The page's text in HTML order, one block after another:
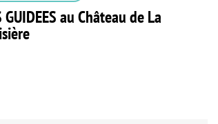
GUIDEES au Château de La